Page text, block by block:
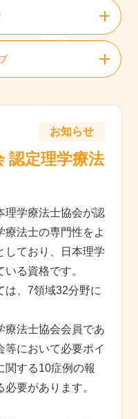
お知らせ
認定理学療法
理学療法士協会が認
療法士の専門性をよ
しており、日本理学
る資格です。
は、7領域32分野に
療法士協会会員であ
等において必要ポイ
関する10症例の報
要があります。